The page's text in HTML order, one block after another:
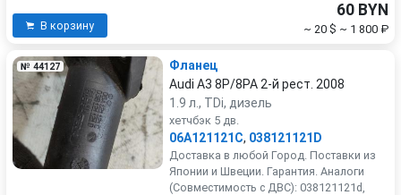
В корзину
60 BYN
~ 20 $ ~ 1 800 ₽
№ 44127
Фланец
Audi A3 8P/8PA 2-й рест. 2008
1.9 л., TDi, дизель
хетчбэк 5 дв.
06A121121C, 038121121D
Доставка в любой Город. Поставки из
Японии и Швеции. Гарантия. Аналоги
(Совместимость с ДВС): 038121121d,